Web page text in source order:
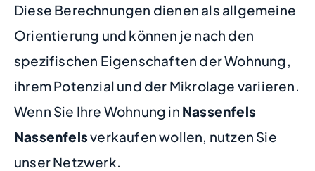
Diese Berechnungen dienen als allgemeine
Orientierung und können je nach den
spezifischen Eigenschaften der Wohnung,
ihrem Potenzial und der Mikrolage variieren.
Wenn Sie Ihre Wohnung in Nassenfels
Nassenfelsverkaufen wollen, nutzen Sie
unser Netzwerk.